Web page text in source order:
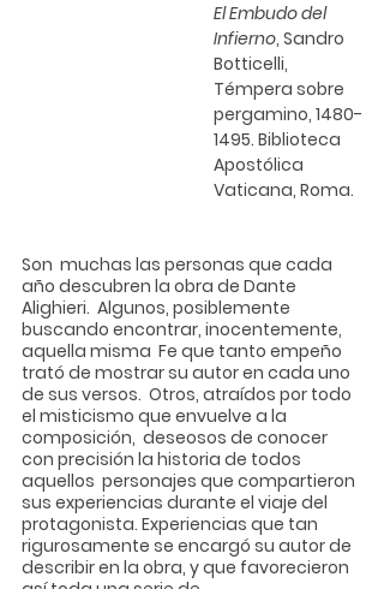
El Embudo del
Infierno, Sandro
Botticelli,
Témpera sobre
pergamino, 1480-
1495. Biblioteca
Apostólica
Vaticana, Roma.
Son  muchas las personas que cada
año descubren la obra de Dante
Alighieri.  Algunos, posiblemente
buscando encontrar, inocentemente,
aquella misma  Fe que tanto empeño
trató de mostrar su autor en cada uno
de sus versos.  Otros, atraídos por todo
el misticismo que envuelve a la
composición,  deseosos de conocer
con precisión la historia de todos
aquellos  personajes que compartieron
sus experiencias durante el viaje del
protagonista. Experiencias que tan
rigurosamente se encargó su autor de
describir en la obra, y que favorecieron